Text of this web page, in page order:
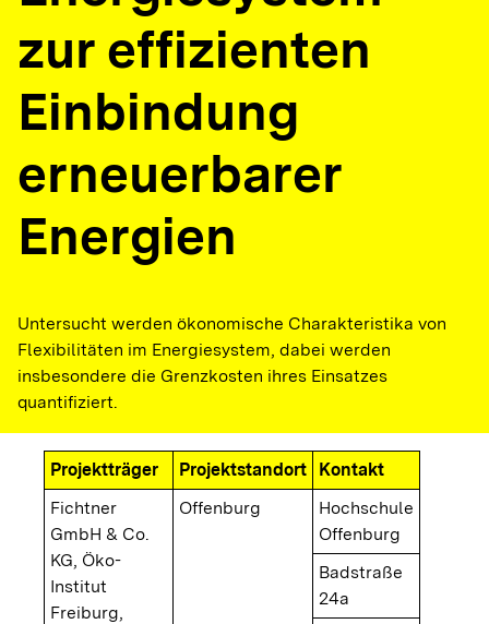
zur effizienten
Einbindung
erneuerbarer
Energien
Untersucht werden ökonomische Charakteristika von
Flexibilitäten im Energiesystem, dabei werden
insbesondere die Grenzkosten ihres Einsatzes
quantifiziert.
Projektträger Projektstandort
Kontakt
Fichtner
GmbH & Co.
KG, Öko-
Institut
Freiburg,
Offenburg
Hochschule
Offenburg
Badstraße
24a